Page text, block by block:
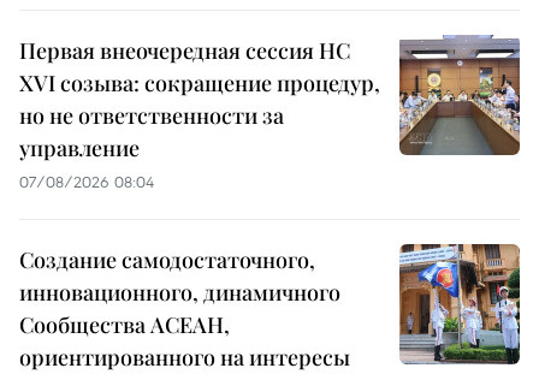
Первая внеочередная сессия НС
XVI созыва: сокращение процедур,
но не ответственности за
управление
07/08/2026 08:04
Создание самодостаточного,
инновационного, динамичного
Сообщества АСЕАН,
ориентированного на интересы